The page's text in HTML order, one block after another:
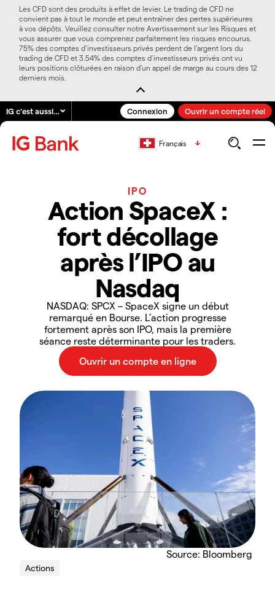
Les CFD sont des produits à effet de levier. Le trading de CFD ne
convient pas à tout le monde et peut entraîner des pertes supérieures
à vos dépôts. Veuillez consulter notre Avertissement sur les Risques et
vous assurer que vous comprenez parfaitement les risques encourus.
75% des comptes d’investisseurs privés perdent de l’argent lors du
trading de CFD et 3.54% des comptes d’investisseurs privés ont vu
leurs positions clôturées en raison d’un appel de marge au cours des 12
derniers mois.
IG c'est aussi… Connexion Ouvrir un compte réel
Français
IPO
Action SpaceX :
fort décollage
après l’IPO au
Nasdaq
NASDAQ: SPCX – SpaceX signe un début
remarqué en Bourse. L’action progresse
fortement après son IPO, mais la première
séance reste déterminante pour les traders.
Source: Bloomberg
Actions